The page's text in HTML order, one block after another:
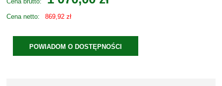
Cena netto: 869,92 zł
POWIADOM O DOSTĘPNOŚCI